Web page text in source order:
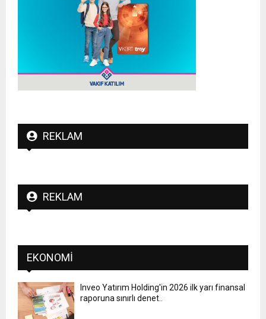
REKLAM
REKLAM
EKONOMI
Inveo Yatırım Holding'in 2026 ilk yarı finansal
raporuna sınırlı denet..